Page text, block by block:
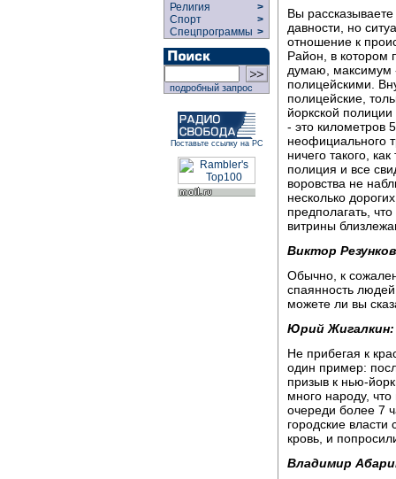
Религия
>
Спорт
>
Спецпрограммы >
подробный запрос
Поставьте ссылку на РС
Вы
давности, но
отношение к
Район, в котором
думаю, максимум
полицейскими.
полицейские,
йоркской
- это километров
неофициального
ничего такого,
полиция и все
воровства не
несколько
предполагать,
витрины
Виктор
Обычно, к
спаянность
можете ли вы
Юрий Жигалкин:
Не прибегая к
один пример:
призыв к нью-
много народу,
очереди более 7
городские
кровь, и
Владимир